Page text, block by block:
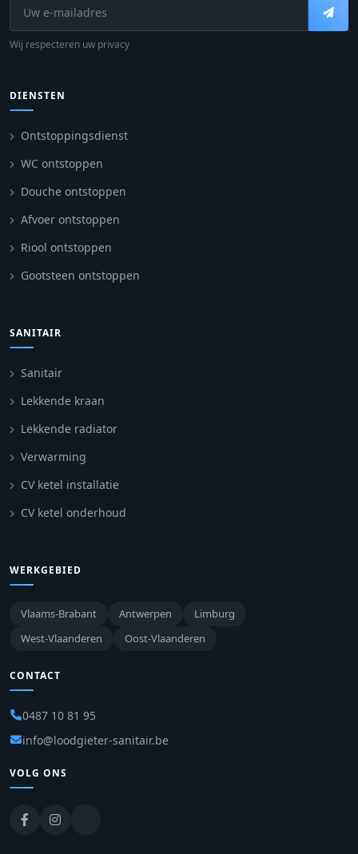
Wij respecteren uw privacy
DIENSTEN
Ontstoppingsdienst
WC ontstoppen
Douche ontstoppen
Afvoer ontstoppen
Riool ontstoppen
Gootsteen ontstoppen
SANITAIR
Sanitair
Lekkende kraan
Lekkende radiator
Verwarming
CV ketel installatie
CV ketel onderhoud
WERKGEBIED
Vlaams-Brabant Antwerpen
Limburg
West-Vlaanderen
Oost-Vlaanderen
CONTACT
0487 10 81 95
info@loodgieter-sanitair.be
VOLG ONS